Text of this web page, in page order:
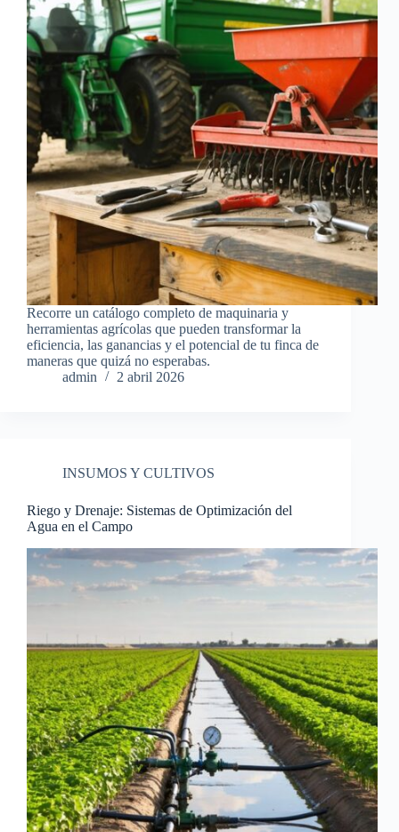
Recorre un catálogo completo de maquinaria y
herramientas agrícolas que pueden transformar la
eficiencia, las ganancias y el potencial de tu finca de
maneras que quizá no esperabas.
admin
2 abril 2026
INSUMOS Y CULTIVOS
Riego y Drenaje: Sistemas de Optimización del
Agua en el Campo